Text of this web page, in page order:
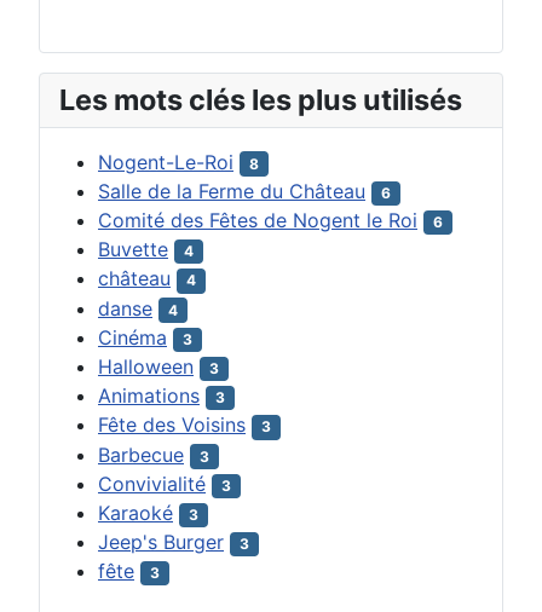
Les mots clés les plus utilisés
Nogent-Le-Roi 8
Salle de la Ferme du Château 6
Comité des Fêtes de Nogent le Roi 6
Buvette 4
château 4
danse 4
Cinéma 3
Halloween 3
Animations 3
Fête des Voisins 3
Barbecue 3
Convivialité 3
Karaoké 3
Jeep's Burger 3
fête 3